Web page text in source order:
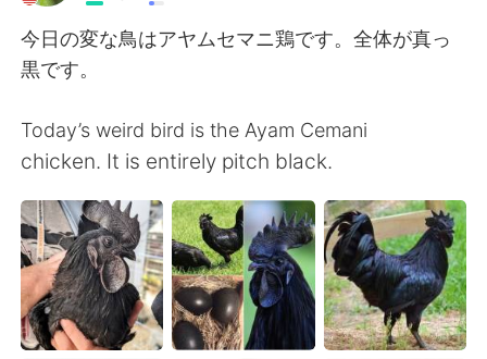
AI Grammar Checker
English
简体中文 繁體中文
Español العربية
Français Deutsch
日本語 한국어
今日の変な鳥はアヤムセマニ鶏です。全体が真っ
黒です。
Today’s weird bird is the Ayam Cemani
chicken. It is entirely pitch black.